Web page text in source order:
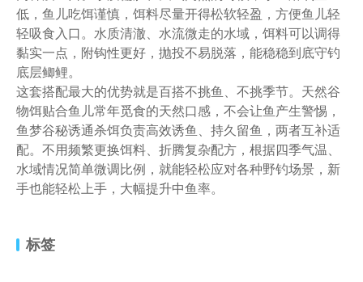
低，鱼儿吃饵谨慎，饵料尽量开得松软轻盈，方便鱼儿轻
轻吸食入口。水质清澈、水流微走的水域，饵料可以调得
黏实一点，附钩性更好，抛投不易脱落，能稳稳到底守钓
底层鲫鲤。
这套搭配最大的优势就是百搭不挑鱼、不挑季节。天然谷
物饵贴合鱼儿常年觅食的天然口感，不会让鱼产生警惕，
鱼梦谷秘诱通杀饵负责高效诱鱼、持久留鱼，两者互补适
配。不用频繁更换饵料、折腾复杂配方，根据四季气温、
水域情况简单微调比例，就能轻松应对各种野钓场景，新
手也能轻松上手，大幅提升中鱼率。
标签